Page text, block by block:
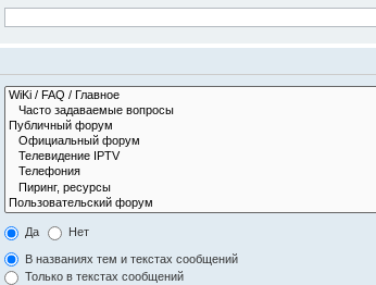
Да Нет
В названиях тем и текстах сообщений
Только в текстах сообщений